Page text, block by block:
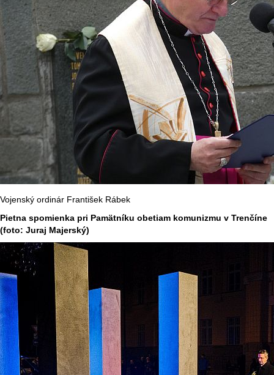
Vojenský ordinár František Rábek
Pietna spomienka pri Pamätníku obetiam komunizmu v Trenčíne
(foto: Juraj Majerský)